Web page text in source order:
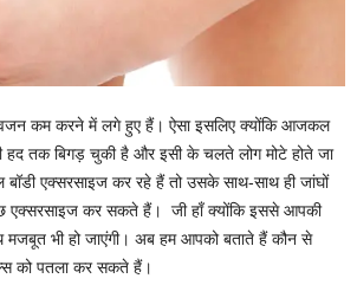
कम करने में लगे हुए हैं। ऐसा इसलिए क्योंकि आजकल
हद तक बिगड़ चुकी है और इसी के चलते लोग मोटे होते जा
एक्सरसाइज कर रहे हैं तो उसके साथ-साथ ही जांघों
एक्सरसाइज कर सकते हैं। जी हाँ क्योंकि इससे आपकी
मजबूत भी हो जाएंगी। अब हम आपको बताते हैं कौन से
को पतला कर सकते हैं।